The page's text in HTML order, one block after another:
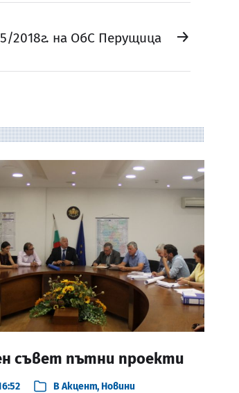
→
на ОбС Перущица
съвет пътни проекти
ВАкцент,Новини